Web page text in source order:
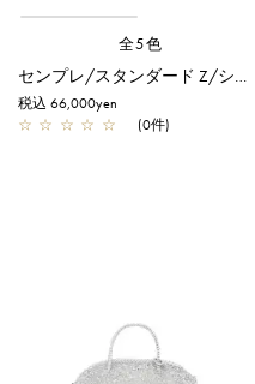
全5色
センプレ/スタンダード Z/シルバー
税込 66,000yen
☆ ☆ ☆ ☆ ☆ (0件)